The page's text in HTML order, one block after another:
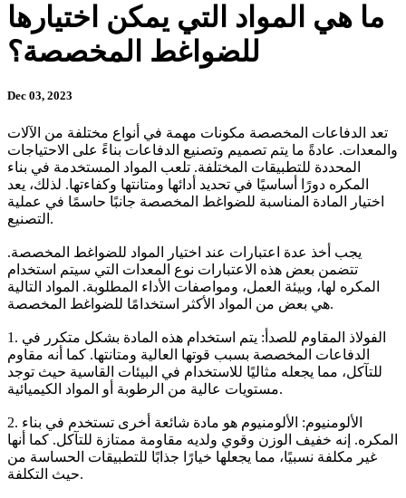
ما هي المواد التي يمكن اختيارها
للضواغط المخصصة؟
Dec 03, 2023
تعد الدفاعات المخصصة مكونات مهمة في أنواع مختلفة من الآلات
والمعدات. عادةً ما يتم تصميم وتصنيع الدفاعات بناءً على الاحتياجات
المحددة للتطبيقات المختلفة. تلعب المواد المستخدمة في بناء
المكره دورًا أساسيًا في تحديد أدائها ومتانتها وكفاءتها. لذلك، يعد
اختيار المادة المناسبة للضواغط المخصصة جانبًا حاسمًا في عملية
التصنيع.
يجب أخذ عدة اعتبارات عند اختيار المواد للضواغط المخصصة.
تتضمن بعض هذه الاعتبارات نوع المعدات التي سيتم استخدام
المكره لها، وبيئة العمل، ومواصفات الأداء المطلوبة. المواد التالية
هي بعض من المواد الأكثر استخدامًا للضواغط المخصصة.
1. الفولاذ المقاوم للصدأ: يتم استخدام هذه المادة بشكل متكرر في
الدفاعات المخصصة بسبب قوتها العالية ومتانتها. كما أنه مقاوم
للتآكل، مما يجعله مثاليًا للاستخدام في البيئات القاسية حيث توجد
مستويات عالية من الرطوبة أو المواد الكيميائية.
2. الألومنيوم: الألومنيوم هو مادة شائعة أخرى تستخدم في بناء
المكره. إنه خفيف الوزن وقوي ولديه مقاومة ممتازة للتآكل. كما أنها
غير مكلفة نسبيًا، مما يجعلها خيارًا جذابًا للتطبيقات الحساسة من
حيث التكلفة.